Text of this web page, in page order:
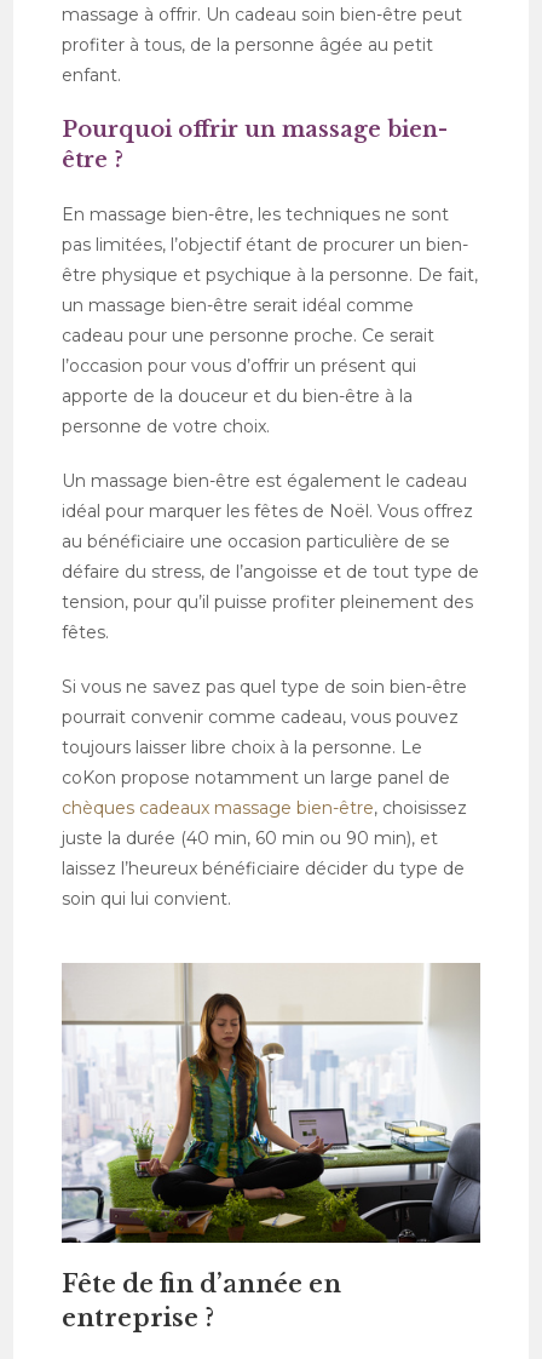
massage à offrir. Un cadeau soin bien-être peut
profiter à tous, de la personne âgée au petit
enfant.
Pourquoi offrir un massage bien-
être ?
En massage bien-être, les techniques ne sont
pas limitées, l’objectif étant de procurer un bien-
être physique et psychique à la personne. De fait,
un massage bien-être serait idéal comme
cadeau pour une personne proche. Ce serait
l’occasion pour vous d’offrir un présent qui
apporte de la douceur et du bien-être à la
personne de votre choix.
Un massage bien-être est également le cadeau
idéal pour marquer les fêtes de Noël. Vous offrez
au bénéficiaire une occasion particulière de se
défaire du stress, de l’angoisse et de tout type de
tension, pour qu’il puisse profiter pleinement des
fêtes.
Si vous ne savez pas quel type de soin bien-être
pourrait convenir comme cadeau, vous pouvez
toujours laisser libre choix à la personne. Le
coKon propose notamment un large panel de
chèques cadeaux massage bien-être, choisissez
juste la durée (40 min, 60 min ou 90 min), et
laissez l’heureux bénéficiaire décider du type de
soin qui lui convient.
Fête de fin d’année en
entreprise ?